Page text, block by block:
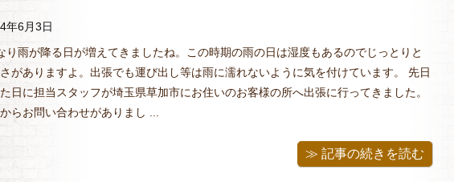
年6月3日
り雨が降る日が増えてきましたね。この時期の雨の日は湿度もあるのでじっとりと
がありますよ。出張でも運び出し等は雨に濡れないように気を付けています。 先日
日に担当スタッフが埼玉県草加市にお住いのお客様の所へ出張に行ってきました。
らお問い合わせがありまし ...
≫ 記事の続きを読む